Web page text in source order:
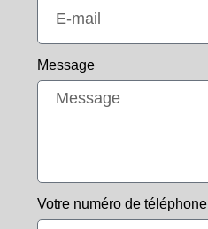
Message
Votre numéro de téléphone